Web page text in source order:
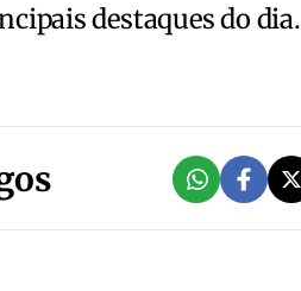
destaques do dia.